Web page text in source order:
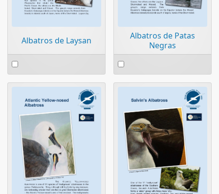
Albatros de Laysan
Select
an
item
Albatros de Patas
Negras
Select
an
item